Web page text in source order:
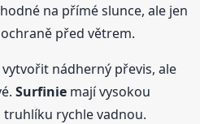
na přímé slunce, ale jen
před větrem.
nádherný převis, ale
Surfinie mají vysokou
rychle vadnou.